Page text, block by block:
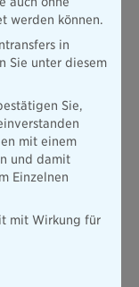
Schritt
oder in der
die Bayerische
auf die Qualität
und
weiter besser
werden können.
in
Sie unter diesem
Sie,
mit einem
und damit
Einzelnen
mit Wirkung für